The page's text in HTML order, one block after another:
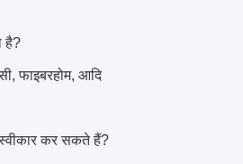
है?
फाइबरहोम, आदि
कर सकते हैं?